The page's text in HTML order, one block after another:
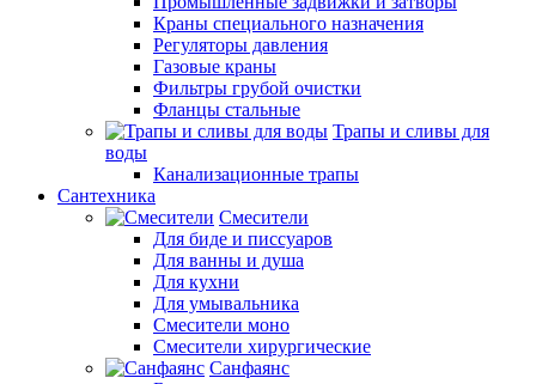
Краны специального назначения
Регуляторы давления
Газовые краны
Фильтры грубой очистки
Фланцы стальные
Трапы и сливы для
воды
Канализационные трапы
Сантехника
Смесители
Для биде и писсуаров
Для ванны и душа
Для кухни
Для умывальника
Смесители моно
Смесители хирургические
Санфаянс